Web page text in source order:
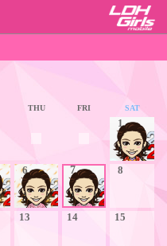
THU FRI SAT
1
6 7 8
13 14 15